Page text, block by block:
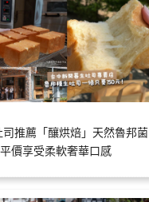
司推薦「釀烘焙」天然魯邦菌
價享受柔軟奢華口感